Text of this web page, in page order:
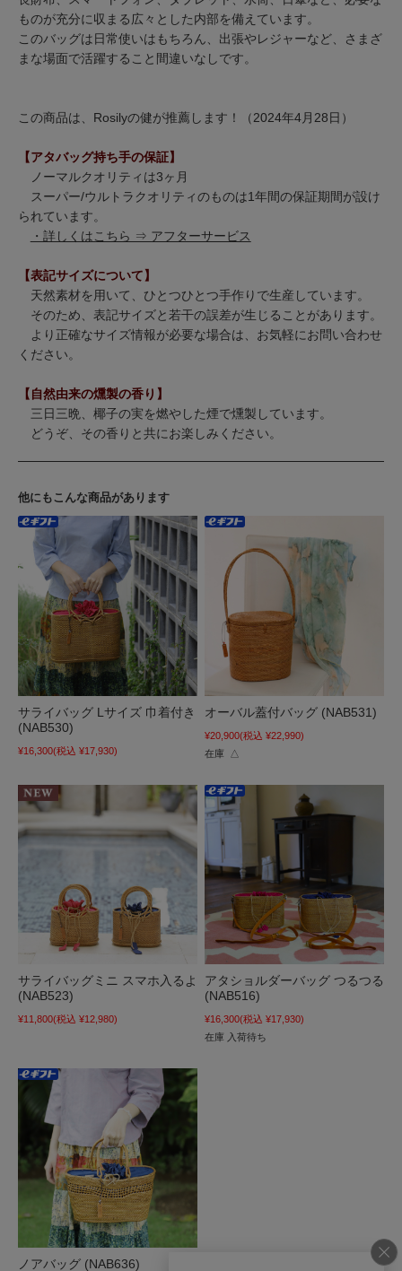
ものが充分に収まる広々とした内部を備えています。
このバッグは日常使いはもちろん、出張やレジャーなど、さまざ
まな場面で活躍すること間違いなしです。
この商品は、Rosilyの健が推薦します！（2024年4月28日）
【アタバッグ持ち手の保証】
ノーマルクオリティは3ヶ月
スーパー/ウルトラクオリティのものは1年間の保証期間が設け
られています。
・詳しくはこちら ⇒ アフターサービス
【表記サイズについて】
天然素材を用いて、ひとつひとつ手作りで生産しています。
そのため、表記サイズと若干の誤差が生じることがあります。
より正確なサイズ情報が必要な場合は、お気軽にお問い合わせ
ください。
【自然由来の燻製の香り】
三日三晩、椰子の実を燃やした煙で燻製しています。
どうぞ、その香りと共にお楽しみください。
他にもこんな商品があります
サライバッグ Lサイズ 巾着付き
(NAB530)
¥16,300(税込 ¥17,930)
オーバル蓋付バッグ (NAB531)
¥20,900(税込 ¥22,990)
在庫 △
サライバッグミニ スマホ入るよ
(NAB523)
¥11,800(税込 ¥12,980)
アタショルダーバッグ つるつる
(NAB516)
¥16,300(税込 ¥17,930)
在庫 入荷待ち
ノアバッグ (NAB636)